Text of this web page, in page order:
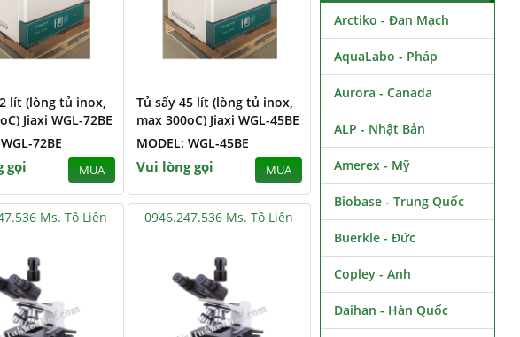
lít (lòng tủ inox,
Jiaxi WGL-72BE
72BE
gọi MUA
Tủ sấy 45 lít (lòng tủ inox,
max 300oC) Jiaxi WGL-45BE
MODEL: WGL-45BE
Vui lòng gọi MUA
Ms. Tô Liên 0946.247.536 Ms. Tô Liên
Arctiko - Đan Mạch
AquaLabo - Pháp
Aurora - Canada
ALP - Nhật Bản
Amerex - Mỹ
Biobase - Trung Quốc
Buerkle - Đức
Copley - Anh
Daihan - Hàn Quốc